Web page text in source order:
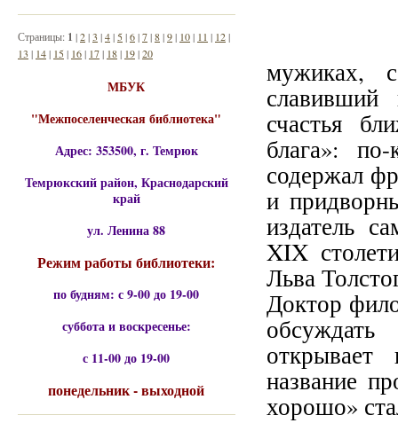
мужиках,
счастья
блага»:
содержал
и
издатель
XIX
Льва
Доктор
название
хорошо»
Страницы: 1 |2|3 |4| 5|6|7|8|9| 10| 11 | 12|
13 | 14| 15| 16| 17| 18| 19|20
МБУК
"Межпоселенческая библиотека"
Адрес: 353500, г. Темрюк
Темрюкский район, Краснодарский
край
ул. Ленина 88
Режим работы библиотеки:
по будням: с 9-00 до 19-00
суббота и воскресенье:
с 11-00 до 19-00
понедельник - выходной